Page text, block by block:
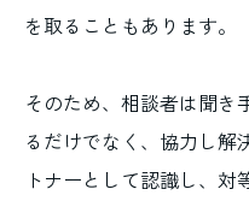
を取ることもあります。
そのため、相談者は聞き
るだけでなく、協力し解
トナーとして認識し、